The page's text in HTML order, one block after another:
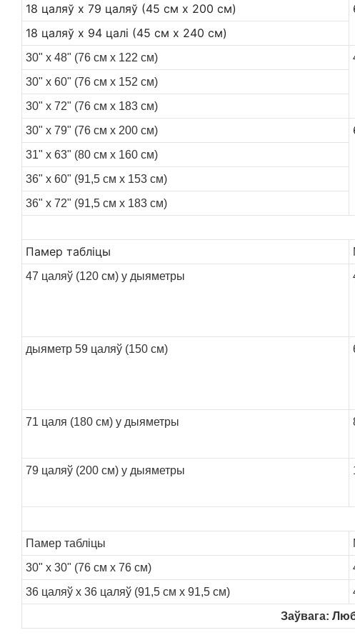
18 цаляў х 79 цаляў (45 см х 200 см)
18 цаляў х 94 цалі (45 см х 240 см)
30" x 48" (76 см x 122 см)
30" x 60" (76 см x 152 см)
30" x 72" (76 см x 183 см)
30" x 79" (76 см x 200 см)
31" x 63" (80 см x 160 см)
36" x 60" (91,5 см x 153 см)
36" x 72" (91,5 см x 183 см)
Памер табліцы
47 цаляў (120 см) у дыяметры
дыяметр 59 цаляў (150 см)
71 цаля (180 см) у дыяметры
79 цаляў (200 см) у дыяметры
Памер табліцы
30" x 30" (76 см x 76 см)
36 цаляў х 36 цаляў (91,5 см х 91,5 см)
Заўвага: